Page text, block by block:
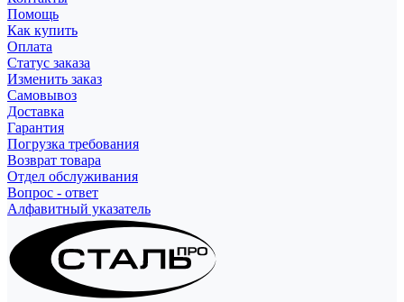
Помощь
Как купить
Оплата
Статус заказа
Изменить заказ
Самовывоз
Доставка
Гарантия
Погрузка требования
Возврат товара
Отдел обслуживания
Вопрос - ответ
Алфавитный указатель